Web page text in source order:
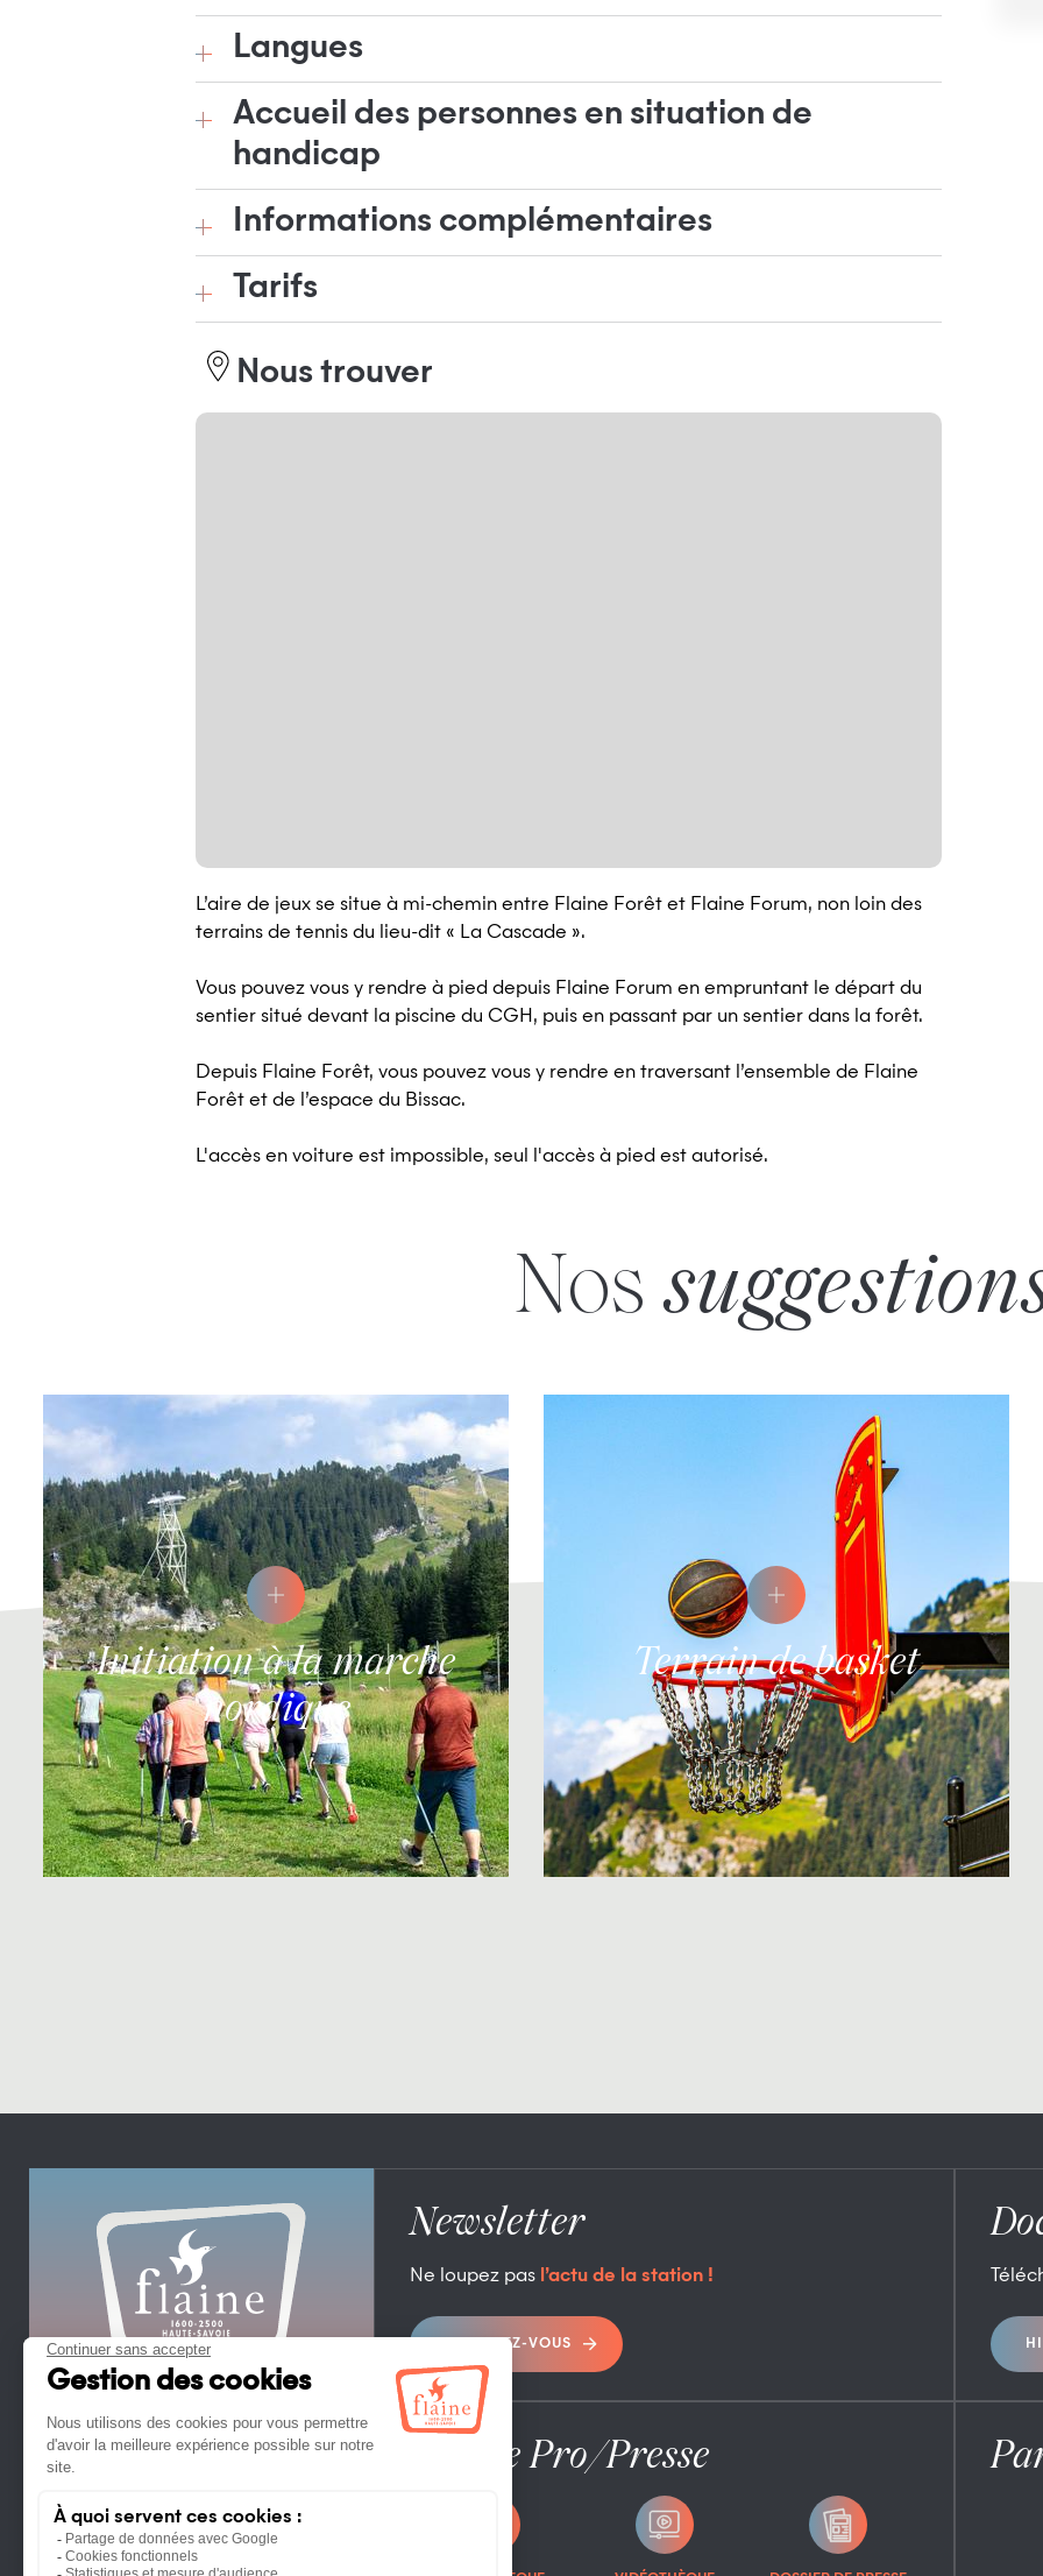
Langues
Accueil des personnes en situation de
handicap
Informations complémentaires
Tarifs
Nous trouver
L’aire de jeux se situe à mi-chemin entre Flaine Forêt et Flaine Forum, non loin des
terrains de tennis du lieu-dit « La Cascade ».
Vous pouvez vous y rendre à pied depuis Flaine Forum en empruntant le départ du
sentier situé devant la piscine du CGH, puis en passant par un sentier dans la forêt.
Depuis Flaine Forêt, vous pouvez vous y rendre en traversant l’ensemble de Flaine
Forêt et de l’espace du Bissac.
L'accès en voiture est impossible, seul l'accès à pied est autorisé.
Nos
Initiation à la marche
nordique
Terrain de basket
OFFICE DE TOURISME DE FLAINE
TÉL. +33 (0)4 50 90 80 01
Newsletter
Ne loupez pas l’actu de la station !
ABONNEZ-VOUS
Espace Pro/Presse